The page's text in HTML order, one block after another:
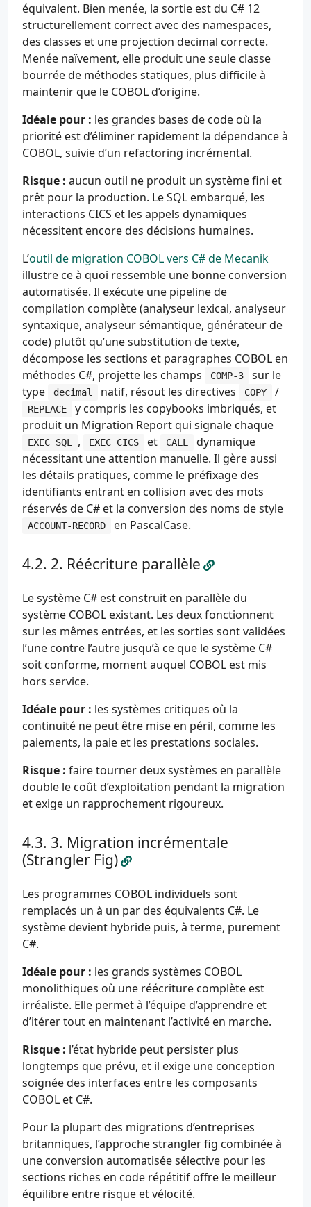
équivalent. Bien menée, la sortie est du C# 12
structurellement correct avec des namespaces,
des classes et une projection decimal correcte.
Menée naïvement, elle produit une seule classe
bourrée de méthodes statiques, plus difficile à
maintenir que le COBOL d’origine.
Idéale pour : les grandes bases de code où la
priorité est d’éliminer rapidement la dépendance à
COBOL, suivie d’un refactoring incrémental.
Risque : aucun outil ne produit un système fini et
prêt pour la production. Le SQL embarqué, les
interactions CICS et les appels dynamiques
nécessitent encore des décisions humaines.
L’outil de migration COBOL vers C# de Mecanik
illustre ce à quoi ressemble une bonne conversion
automatisée. Il exécute une pipeline de
compilation complète (analyseur lexical, analyseur
syntaxique, analyseur sémantique, générateur de
code) plutôt qu’une substitution de texte,
décompose les sections et paragraphes COBOL en
méthodes C#, projette les champs
COMP-3
sur le
type
decimal natif, résout les directives COPY /
REPLACE
y compris les copybooks imbriqués, et
produit un Migration Report qui signale chaque
EXEC SQL , EXEC CICS et CALL
dynamique
nécessitant une attention manuelle. Il gère aussi
les détails pratiques, comme le préfixage des
identifiants entrant en collision avec des mots
réservés de C# et la conversion des noms de style
ACCOUNT-RECORD en PascalCase.
2. Réécriture parallèle
Le système C# est construit en parallèle du
système COBOL existant. Les deux fonctionnent
sur les mêmes entrées, et les sorties sont validées
l’une contre l’autre jusqu’à ce que le système C#
soit conforme, moment auquel COBOL est mis
hors service.
Idéale pour : les systèmes critiques où la
continuité ne peut être mise en péril, comme les
paiements, la paie et les prestations sociales.
Risque : faire tourner deux systèmes en parallèle
double le coût d’exploitation pendant la migration
et exige un rapprochement rigoureux.
3. Migration incrémentale
(Strangler Fig)
Les programmes COBOL individuels sont
remplacés un à un par des équivalents C#. Le
système devient hybride puis, à terme, purement
C#.
Idéale pour : les grands systèmes COBOL
monolithiques où une réécriture complète est
irréaliste. Elle permet à l’équipe d’apprendre et
d’itérer tout en maintenant l’activité en marche.
Risque : l’état hybride peut persister plus
longtemps que prévu, et il exige une conception
soignée des interfaces entre les composants
COBOL et C#.
Pour la plupart des migrations d’entreprises
britanniques, l’approche strangler fig combinée à
une conversion automatisée sélective pour les
sections riches en code répétitif offre le meilleur
équilibre entre risque et vélocité.